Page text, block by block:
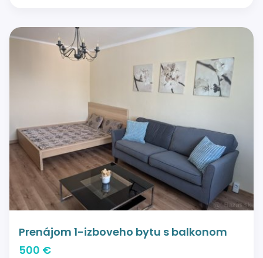
Prenájom 1-izboveho bytu s balkonom
500 €